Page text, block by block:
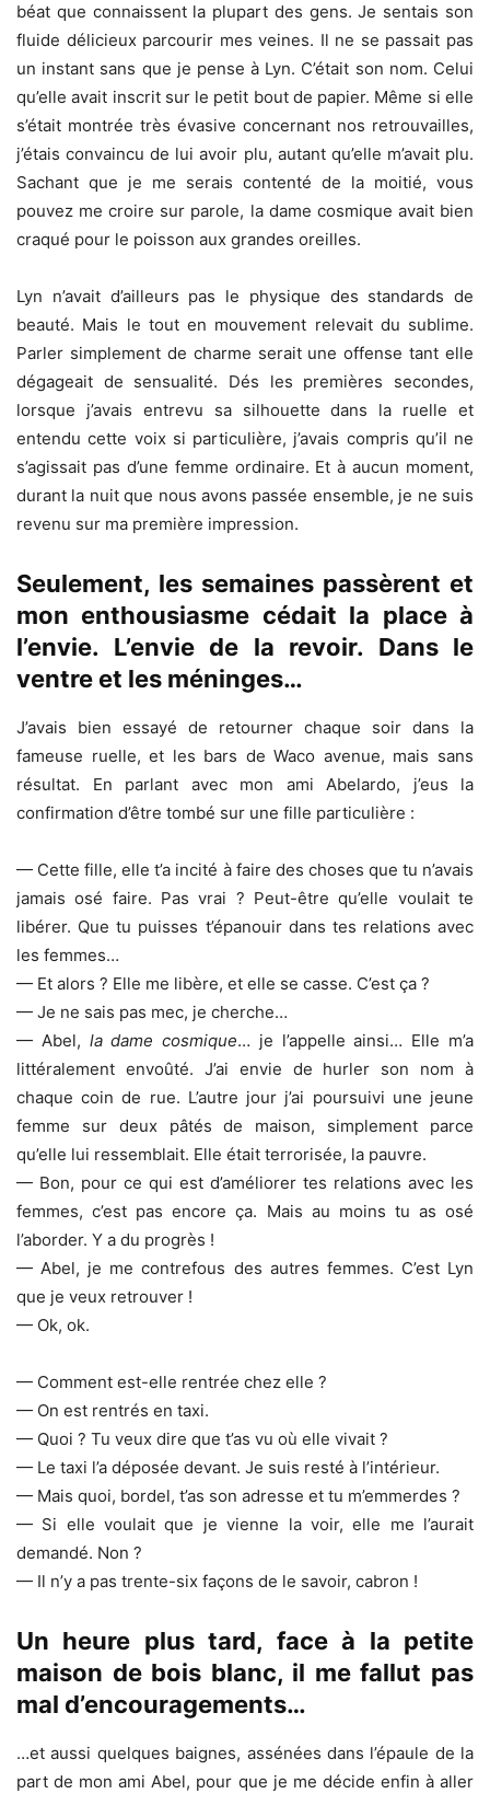
béat que connaissent la plupart des gens. Je sentais son
fluide délicieux parcourir mes veines. Il ne se passait pas
un instant sans que je pense à Lyn. C’était son nom. Celui
qu’elle avait inscrit sur le petit bout de papier. Même si elle
s’était montrée très évasive concernant nos retrouvailles,
j’étais convaincu de lui avoir plu, autant qu’elle m’avait plu.
Sachant que je me serais contenté de la moitié, vous
pouvez me croire sur parole, la dame cosmique avait bien
craqué pour le poisson aux grandes oreilles.
Lyn n’avait d’ailleurs pas le physique des standards de
beauté. Mais le tout en mouvement relevait du sublime.
Parler simplement de charme serait une offense tant elle
dégageait de sensualité. Dés les premières secondes,
lorsque j’avais entrevu sa silhouette dans la ruelle et
entendu cette voix si particulière, j’avais compris qu’il ne
s’agissait pas d’une femme ordinaire. Et à aucun moment,
durant la nuit que nous avons passée ensemble, je ne suis
revenu sur ma première impression.
Seulement, les semaines passèrent et
mon enthousiasme cédait la place à
l’envie. L’envie de la revoir. Dans le
ventre et les méninges…
J’avais bien essayé de retourner chaque soir dans la
fameuse ruelle, et les bars de Waco avenue, mais sans
résultat. En parlant avec mon ami Abelardo, j’eus la
confirmation d’être tombé sur une fille particulière :
— Cette fille, elle t’a incité à faire des choses que tu n’avais
jamais osé faire. Pas vrai ? Peut-être qu’elle voulait te
libérer. Que tu puisses t’épanouir dans tes relations avec
les femmes…
— Et alors ? Elle me libère, et elle se casse. C’est ça ?
— Je ne sais pas mec, je cherche…
— Abel, la dame cosmique… je l’appelle ainsi… Elle m’a
littéralement envoûté. J’ai envie de hurler son nom à
chaque coin de rue. L’autre jour j’ai poursuivi une jeune
femme sur deux pâtés de maison, simplement parce
qu’elle lui ressemblait. Elle était terrorisée, la pauvre.
— Bon, pour ce qui est d’améliorer tes relations avec les
femmes, c’est pas encore ça. Mais au moins tu as osé
l’aborder. Y a du progrès !
— Abel, je me contrefous des autres femmes. C’est Lyn
que je veux retrouver !
— Ok, ok.
— Comment est-elle rentrée chez elle ?
— On est rentrés en taxi.
— Quoi ? Tu veux dire que t’as vu où elle vivait ?
— Le taxi l’a déposée devant. Je suis resté à l’intérieur.
— Mais quoi, bordel, t’as son adresse et tu m’emmerdes ?
— Si elle voulait que je vienne la voir, elle me l’aurait
demandé. Non ?
— Il n’y a pas trente-six façons de le savoir, cabron !
Un heure plus tard, face à la petite
maison de bois blanc, il me fallut pas
mal d’encouragements…
…et aussi quelques baignes, assénées dans l’épaule de la
part de mon ami Abel, pour que je me décide enfin à aller